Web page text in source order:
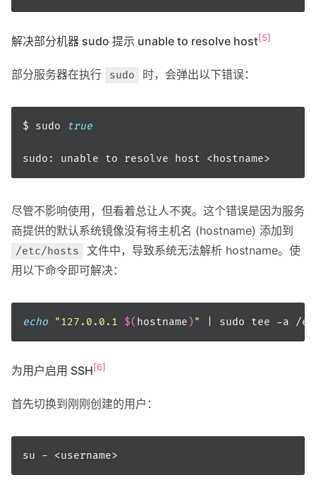
解决部分机器 sudo 提示 unable to resolve host[5]
部分服务器在执行 sudo 时，会弹出以下错误：
$ sudo true
尽管不影响使用，但看着总让人不爽。这个错误是因为服务
商提供的默认系统镜像没有将主机名 (hostname) 添加到
/etc/hosts
文件中，导致系统无法解析 hostname。使
用以下命令即可解决：
echo "127.0.0.1 $( hostname ) "
为用户启用 SSH[6]
首先切换到刚刚创建的用户：